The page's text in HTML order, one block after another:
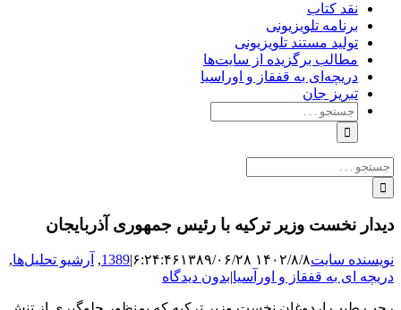
نقد کتاب
برنامه‌ تلویزیونی
تولید مستند تلویزیونی
مطالب برگزیده از سایت‌ها
دریچه‌ای به قفقاز و اوراسیا
تبریزِ جان
جستجو
برای:
جستجو
برای:
دیدار نخست وزیر ترکیه با رئیس جمهوری آذربایجان
نویسنده سایت۱۴۰۲/۸/۸ ۶:۲۴:۴۶ ۱۳۸۹/۰۶/۲۸ |
1389
, آرشیو تحلیل‌ها,
دریچه ای به قفقاز و اورآسیا|بدون دیدگاه